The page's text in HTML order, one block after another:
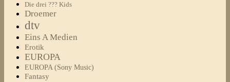
Die drei ??? Kids
Droemer
dtv
Eins A Medien
Erotik
EUROPA
EUROPA (Sony Music)
Fantasy